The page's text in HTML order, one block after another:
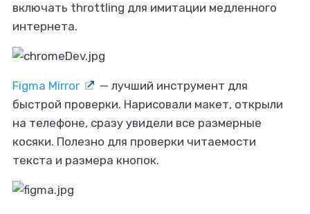
включать throttling для имитации медленного
интернета.
Figma Mirror
— лучший инструмент для
быстрой проверки. Нарисовали макет, открыли
на телефоне, сразу увидели все размерные
косяки. Полезно для проверки читаемости
текста и размера кнопок.